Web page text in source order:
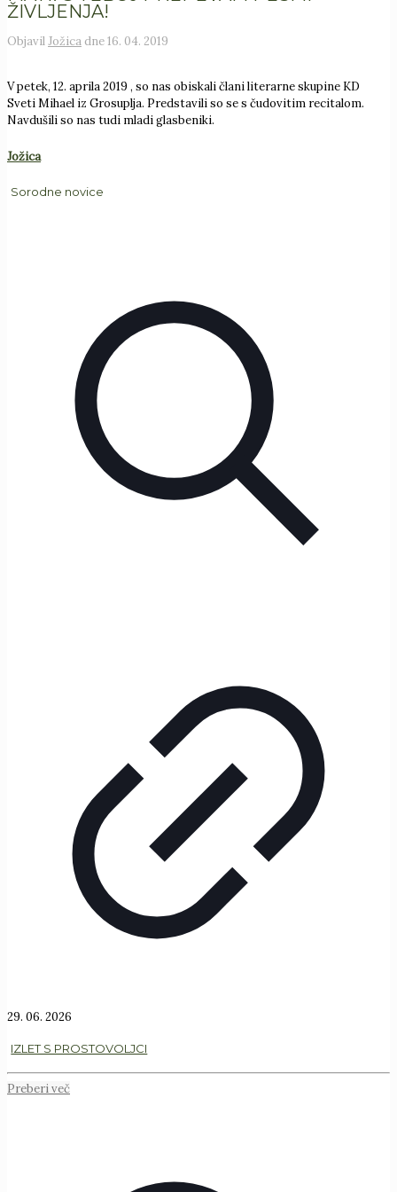
ŽIVLJENJA!
ObjavilJožica dne16. 04. 2019
V petek, 12. aprila 2019 , so nas obiskali člani literarne skupine KD
Sveti Mihael iz Grosuplja. Predstavili so se s čudovitim recitalom.
Navdušili so nas tudi mladi glasbeniki.
Jožica
Sorodne novice
29. 06. 2026
IZLET S PROSTOVOLJCI
Preberi več